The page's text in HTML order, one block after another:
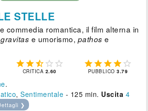
STELLE
commedia romantica, il film alterna in
gravitas e umorismo, pathos e
    
CRITICA 2.60
    
PUBBLICO3.79
.
,Sentimentale - 125 min. Uscita 4
❯